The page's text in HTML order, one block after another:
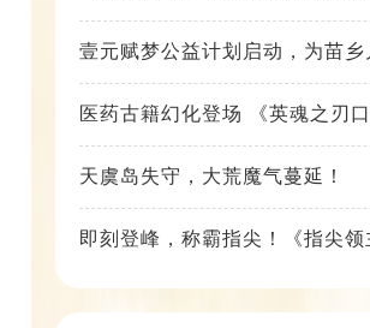
壹元赋梦公益计划启动，为苗乡
医药古籍幻化登场 《英魂之刃
天虞岛失守，大荒魔气蔓延！
即刻登峰，称霸指尖！《指尖领